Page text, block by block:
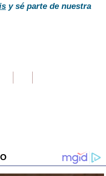
y sé parte de nuestra